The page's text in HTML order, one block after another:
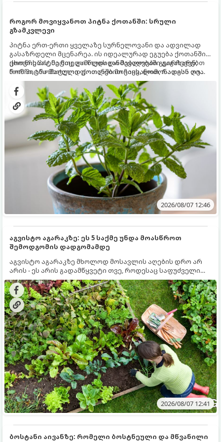
როგორ მოვიყვანოთ პიტნა ქოთანში: სრული
გზამკვლევი
პიტნა ერთ-ერთი ყველაზე სურნელოვანი და ადვილად
გასაზრდელი მცენარეა. ის იდეალურად ეგუება ქოთანში
ცხოვრებას, მეტიც, გამოცდილი მებაღეები გვირჩევენ,
რომ პიტნა მხოლოდ ქოთანში მოვიყვანოთ, რადგან ღია
გრუნტში (ბაღში) დარგვისას ის ფესვებით ძალიან
სწრაფად ვრცელდება და სხვა მცენარეებს ავიწროებს.
ქოთნის პიტნა მთელი წლის განმავლობაში გაგახარებთ
ნორჩი, არომატული ფოთლებით ჩაის, ლიმონათისა თუ
კერძებისთვის.
2026/08/07 12:46
აგვისტო აგარაკზე: ეს 5 საქმე უნდა მოასწროთ
შემოდგომის დადგომამდე
აგვისტო აგარაკზე მხოლოდ მოსავლის აღების დრო არ
არის - ეს არის გადამწყვეტი თვე, როდესაც საფუძველი
ეყრება მომავალი წლის მოსავალს და ბაღი მზადდება
შემოდგომა-ზამთრის სეზონისთვის. იმისათვის, რომ
ნიადაგმა ენერგია აღიდგინოს, ხოლო მცენარეებმა
ზამთარს გაუძლონ, აგვისტოს ბოლომდე 5
მნიშვნელოვანი საქმის გაკეთება უნდა მოასწროთ:
2026/08/07 12:41
ბოსტანი აივანზე: რომელი ბოსტნეული და მწვანილი